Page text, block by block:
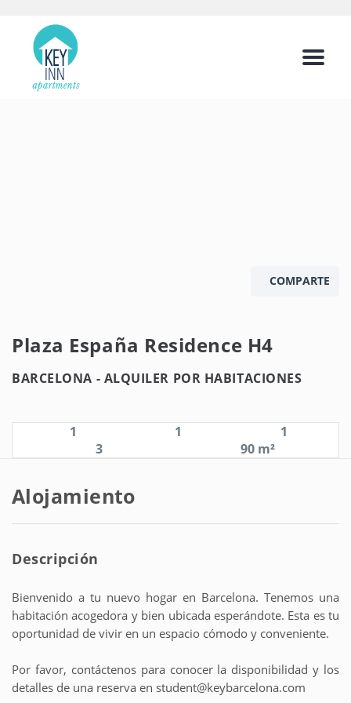
Menu
COMPARTE
Plaza España Residence H4
BARCELONA - ALQUILER POR HABITACIONES
1 1
1
3
90 m²
Alojamiento
Descripción
Bienvenido a tu nuevo hogar en Barcelona. Tenemos una
habitación acogedora y bien ubicada esperándote. Esta es tu
oportunidad de vivir en un espacio cómodo y conveniente.
Por favor, contáctenos para conocer la disponibilidad y los
detalles de una reserva en student@keybarcelona.com